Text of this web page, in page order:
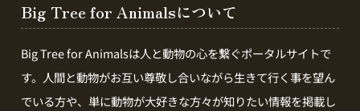
Big Tree for Animalsについて
Big Tree for Animalsは人と動物の心を繋ぐポータルサイトで
す。人間と動物がお互い尊敬し合いながら生きて行く事を望ん
でいる方や、単に動物が大好きな方々が知りたい情報を掲載し